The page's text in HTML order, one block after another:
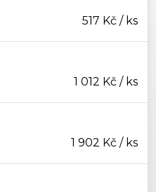
517 Kč / ks
1 012 Kč / ks
1 902 Kč / ks